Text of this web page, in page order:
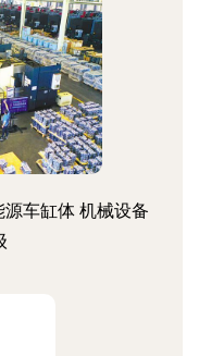
车缸体 机械设备